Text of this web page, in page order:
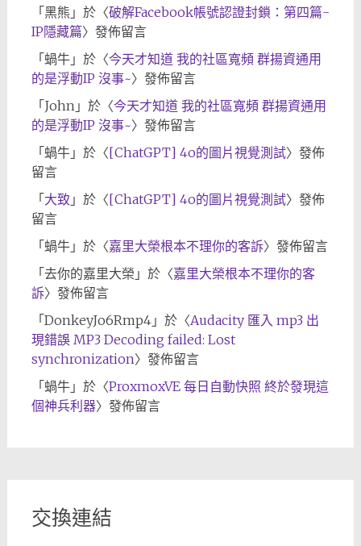
「 黑熊 」於〈破解Facebook帳號認證封鎖：第四篇-
IP隱藏篇〉發佈留言
「 蝸牛」於〈今天才知道 我的社區寬頻 群揚資通用
的是浮動IP 沒事~〉發佈留言
「 John」於〈今天才知道 我的社區寬頻 群揚資通用
的是浮動IP 沒事~〉發佈留言
「 蝸牛」於〈[ChatGPT] 4o的圖片視覺測試〉發佈
留言
「 大致 」於〈[ChatGPT] 4o的圖片視覺測試〉發佈
留言
「 蝸牛」於〈嘉里大榮根本不理你的客訴〉發佈留言
「 去你的嘉里大榮 」於〈嘉里大榮根本不理你的客
訴〉發佈留言
「 DonkeyJo6Rmp4」於〈Audacity 匯入 mp3 出
現錯誤 MP3 Decoding failed: Lost
synchronization〉發佈留言
「 蝸牛」於〈ProxmoxVE 每日自動快照 終於發現這
個神兵利器〉發佈留言
交換連結